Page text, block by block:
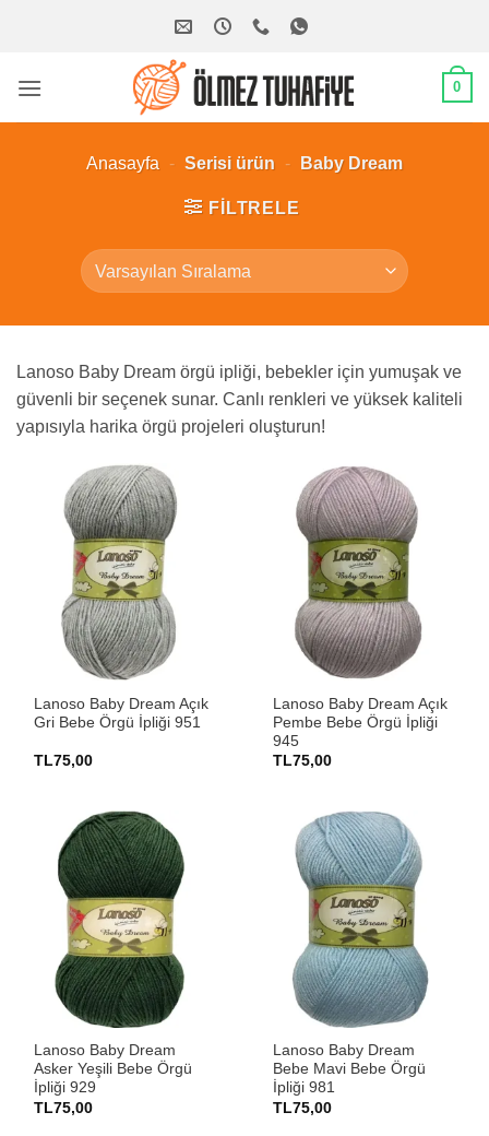
0
Anasayfa - Serisi ürün - Baby Dream
FILTRELE
Lanoso Baby Dream örgü ipliği, bebekler için yumuşak ve
güvenli bir seçenek sunar. Canlı renkleri ve yüksek kaliteli
yapısıyla harika örgü projeleri oluşturun!
Lanoso Baby Dream Açık
Gri Bebe Örgü İpliği 951
TL75,00
Lanoso Baby Dream Açık
Pembe Bebe Örgü İpliği
945
TL75,00
Lanoso Baby Dream
Asker Yeşili Bebe Örgü
İpliği 929
TL75,00
Lanoso Baby Dream
Bebe Mavi Bebe Örgü
İpliği 981
TL75,00